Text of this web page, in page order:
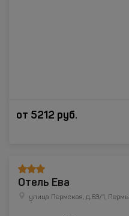
от 5212 руб.
Отель Ева
улица Пермская, д.63/1, Пермь